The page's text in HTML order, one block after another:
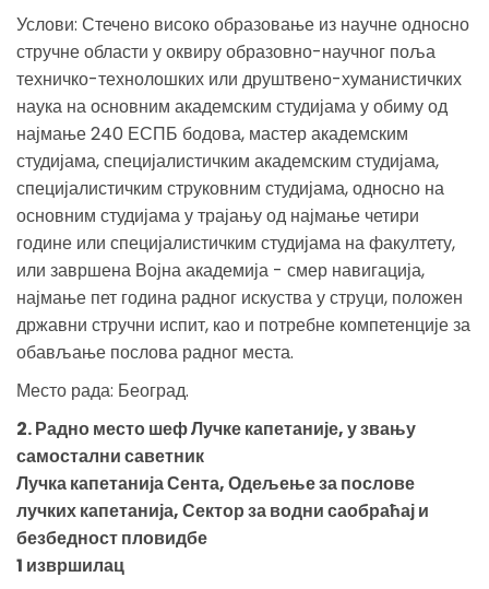
Услови: Стечено високо образовање из научне односно
стручне области у оквиру образовно-научног поља
техничко-технолошких или друштвено-хуманистичких
наука на основним академским студијама у обиму од
најмање 240 ЕСПБ бодова, мастер академским
студијама, специјалистичким академским студијама,
специјалистичким струковним студијама, односно на
основним студијама у трајању од најмање четири
године или специјалистичким студијама на факултету,
или завршена Војна академија - смер навигација,
најмање пет година радног искуства у струци, положен
државни стручни испит, као и потребне компетенције за
обављање послова радног места.
Место рада: Београд.
2. Радно место шеф Лучке капетаније, у звању
самостални саветник
Лучка капетанија Сента, Одељење за послове
лучких капетанија, Сектор за водни саобраћај и
безбедност пловидбе
1 извршилац